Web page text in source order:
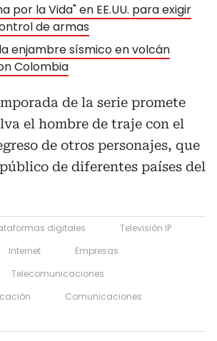
por la Vida" en EE.UU. para exigir
de armas
enjambre sísmico en volcán
Colombia
de la serie promete
el hombre de traje con el
de otros personajes, que
de diferentes países del
digitales
Televisión IP
Internet
Empresas
Telecomunicaciones
Comunicaciones